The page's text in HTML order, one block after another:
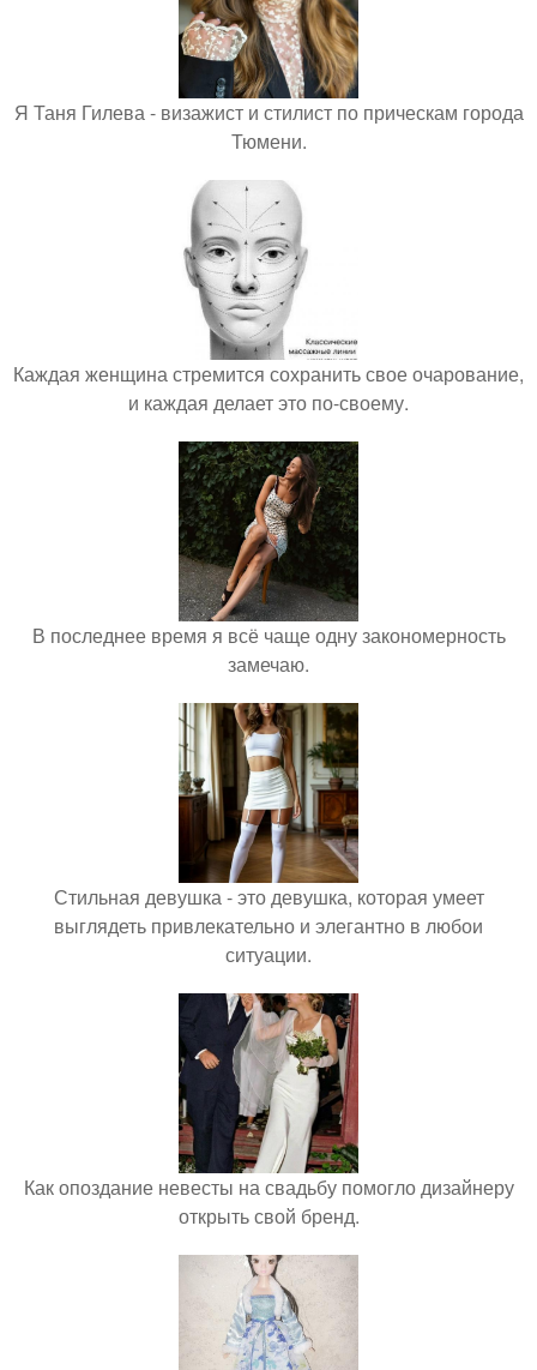
Я Таня Гилева - визажист и стилист по прическам города
Тюмени.
Каждая женщина стремится сохранить свое очарование,
и каждая делает это по-своему.
В последнее время я всё чаще одну закономерность
замечаю.
Стильная девушка - это девушка, которая умеет
выглядеть привлекательно и элегантно в любои
ситуации.
Как опоздание невесты на свадьбу помогло дизайнеру
открыть свой бренд.